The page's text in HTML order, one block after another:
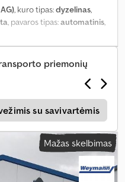
, kuro tipas:dyzelinas,
, pavaros tipas:automatinis,
ilgis:
aukštis:400 mm, Įranga:
suodžių filtras
priemonių
su savivartėmis
Mažas skelbimas